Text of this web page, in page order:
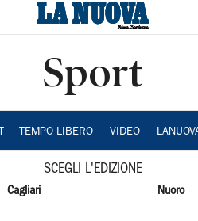
Sport
TEMPO LIBERO VIDEO
SCEGLI L'EDIZIONE
Cagliari Nuoro